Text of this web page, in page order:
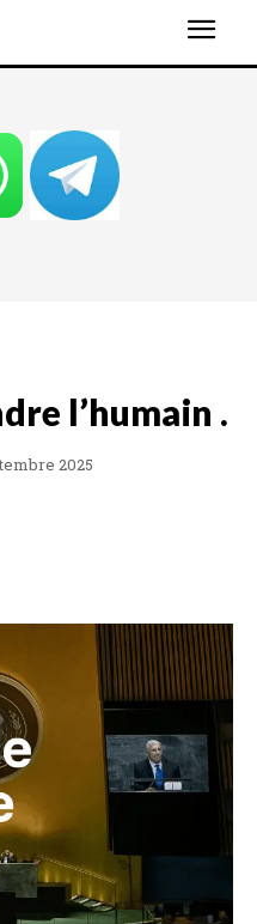
l’humain .
2025